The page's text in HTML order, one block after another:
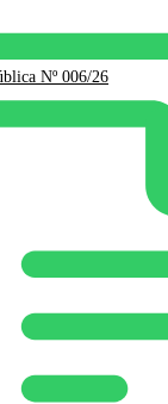
Nº 006/26